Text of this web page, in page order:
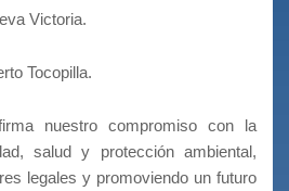
Victoria.
Tocopilla.
nuestro compromiso con la
salud y protección ambiental,
legales y promoviendo un futuro